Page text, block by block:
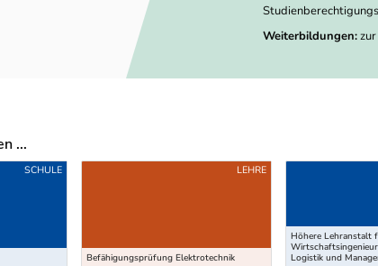
Weiterbildungen:
...
SCHULE
Befähigungsprüfung Elektrotechnik
LEHRE
Höhere Lehranstalt
Logistik und